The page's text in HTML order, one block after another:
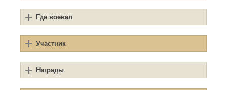
Где воевал
Участник
Награды